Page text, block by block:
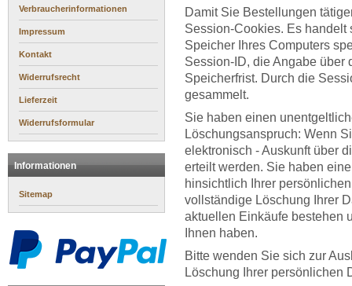
Verbraucherinformationen
Impressum
Kontakt
Widerrufsrecht
Lieferzeit
Widerrufsformular
Informationen
Sitemap
Damit Sie Bestellungen
Session-Cookies. Es handelt
Speicher Ihres Computers
Session-ID, die Angabe über
Speicherfrist. Durch die
gesammelt.
Sie haben einen
Löschungsanspruch: Wenn
elektronisch - Auskunft über
erteilt werden. Sie haben
hinsichtlich Ihrer
vollständige Löschung Ihrer
aktuellen Einkäufe bestehen
Ihnen haben.
Bitte wenden Sie sich zur
Löschung Ihrer persönlichen